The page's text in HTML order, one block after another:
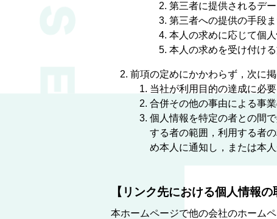
第三者に提供されるデ
第三者への提供の手段
本人の求めに応じて個
本人の求めを受け付け
前項の定めにかかわらず，次に
当社が利用目的の達成に必
合併その他の事由による事
個人情報を特定の者との間
する者の範囲，利用する者
め本人に通知し，または本
【リンク先における個人情報の
本ホームページで他の会社のホーム